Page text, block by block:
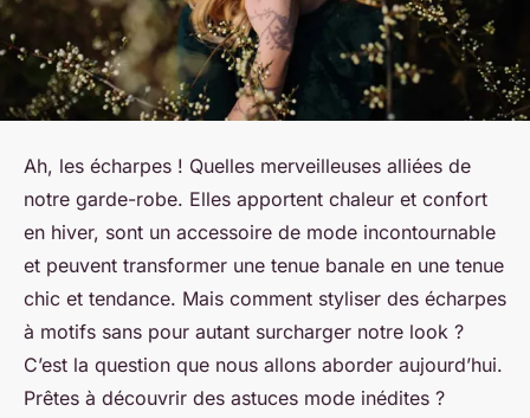
Ah, les écharpes ! Quelles merveilleuses alliées de
notre garde-robe. Elles apportent chaleur et confort
en hiver, sont un accessoire de mode incontournable
et peuvent transformer une tenue banale en une tenue
chic et tendance. Mais comment styliser des écharpes
à motifs sans pour autant surcharger notre look ?
C’est la question que nous allons aborder aujourd’hui.
Prêtes à découvrir des astuces mode inédites ?